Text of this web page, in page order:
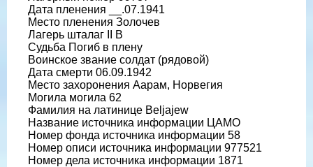
Дата пленения __.07.1941
Место пленения Золочев
Лагерь шталаг II B
Судьба Погиб в плену
Воинское звание солдат (рядовой)
Дата смерти 06.09.1942
Место захоронения Аарам, Норвегия
Могила могила 62
Фамилия на латинице Beljajew
Название источника информации ЦАМО
Номер фонда источника информации 58
Номер описи источника информации 977521
Номер дела источника информации 1871